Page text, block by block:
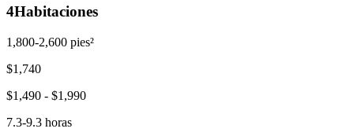
4Habitaciones
1,800-2,600 pies²
$1,740
$1,490 - $1,990
7.3-9.3 horas